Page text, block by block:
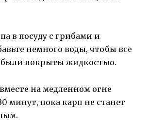
в посуду с грибами и
немного воды, чтобы все
покрыты жидкостью.
на медленном огне
минут, пока карп не станет